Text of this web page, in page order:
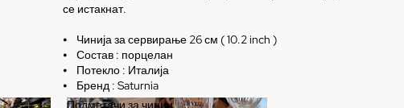
Подметачи за чинии
се истакнат.
⦁ Чинија за сервирање 26 см ( 10.2 inch )
⦁ Состав : порцелан
⦁ Потекло : Италија
⦁ Бренд : Saturnia